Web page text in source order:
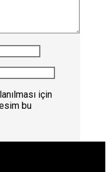
için
bu